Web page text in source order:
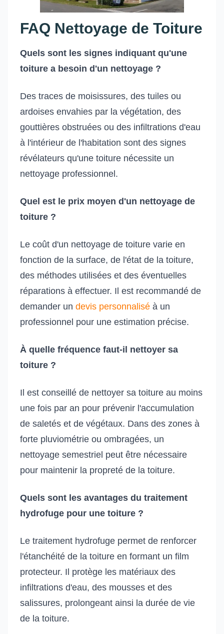
FAQ Nettoyage de Toiture
Quels sont les signes indiquant qu'une
toiture a besoin d'un nettoyage ?
Des traces de moisissures, des tuiles ou
ardoises envahies par la végétation, des
gouttières obstruées ou des infiltrations d'eau
à l'intérieur de l'habitation sont des signes
révélateurs qu'une toiture nécessite un
nettoyage professionnel.
Quel est le prix moyen d'un nettoyage de
toiture ?
Le coût d'un nettoyage de toiture varie en
fonction de la surface, de l'état de la toiture,
des méthodes utilisées et des éventuelles
réparations à effectuer. Il est recommandé de
demander un devis personnalisé à un
professionnel pour une estimation précise.
À quelle fréquence faut-il nettoyer sa
toiture ?
Il est conseillé de nettoyer sa toiture au moins
une fois par an pour prévenir l'accumulation
de saletés et de végétaux. Dans des zones à
forte pluviométrie ou ombragées, un
nettoyage semestriel peut être nécessaire
pour maintenir la propreté de la toiture.
Quels sont les avantages du traitement
hydrofuge pour une toiture ?
Le traitement hydrofuge permet de renforcer
l'étanchéité de la toiture en formant un film
protecteur. Il protège les matériaux des
infiltrations d'eau, des mousses et des
salissures, prolongeant ainsi la durée de vie
de la toiture.